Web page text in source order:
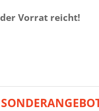
Vorrat reicht!